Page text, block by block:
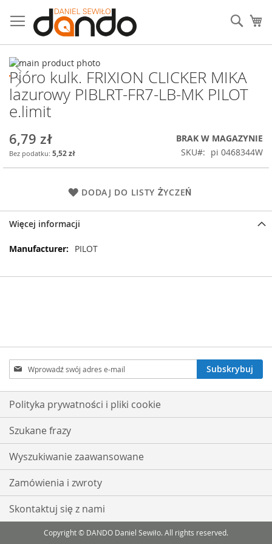
do
treści
Przejdź
na
koniec
galerii
Przejdź
na
początek
galerii
Pióro kulk. FRIXION CLICKER MIKA
lazurowy PIBLRT-FR7-LB-MK PILOT
e.limit
6,79 zł
5,52 zł
BRAK W MAGAZYNIE
SKU
pi 0468344W
DODAJ DO LISTY ŻYCZEŃ
Więcej informacji
Więcej
PILOT
Subskrybuj
nasz
newsletter:
Subskrybuj
Polityka prywatności i pliki cookie
Szukane frazy
Wyszukiwanie zaawansowane
Zamówienia i zwroty
Skontaktuj się z nami
Copyright © DANDO Daniel Sewiło. All rights reserved.